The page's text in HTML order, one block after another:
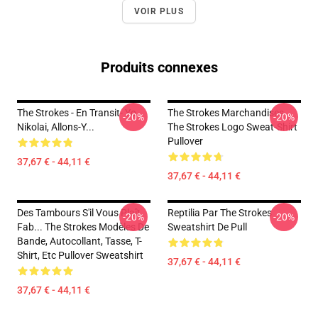
VOIR PLUS
Produits connexes
The Strokes - En Transit- Yo
Nikolai, Allons-Y...
37,67 € - 44,11 €
-20%
The Strokes Marchandises
The Strokes Logo Sweat-Shirt
Pullover
37,67 € - 44,11 €
-20%
Des Tambours S'il Vous Plaît,
Fab... The Strokes Modèles De
Bande, Autocollant, Tasse, T-
Shirt, Etc Pullover Sweatshirt
37,67 € - 44,11 €
-20%
Reptilia Par The Strokes
Sweatshirt De Pull
37,67 € - 44,11 €
-20%